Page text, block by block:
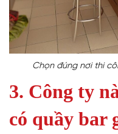
Chọn đúng nơi thi
3. Công ty
có quầy bar